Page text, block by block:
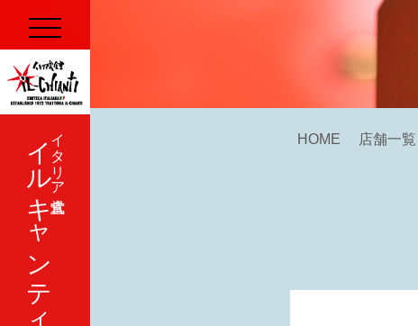
イタリア式食堂
イルキャンティ HOME 店舗一覧